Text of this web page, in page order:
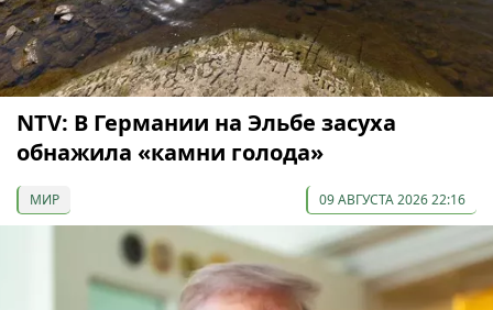
NTV: В Германии на Эльбе засуха
обнажила «камни голода»
МИР 09 АВГУСТА 2026 22:16